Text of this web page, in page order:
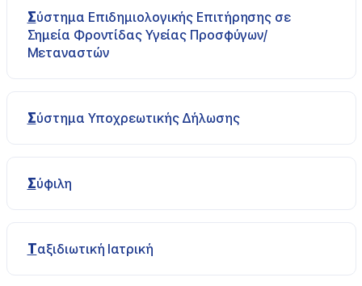
Σύστημα Επιδημιολογικής Επιτήρησης σε
Σημεία Φροντίδας Υγείας Προσφύγων/
Μεταναστών
Σύστημα Υποχρεωτικής Δήλωσης
Σύφιλη
Ταξιδιωτική Ιατρική